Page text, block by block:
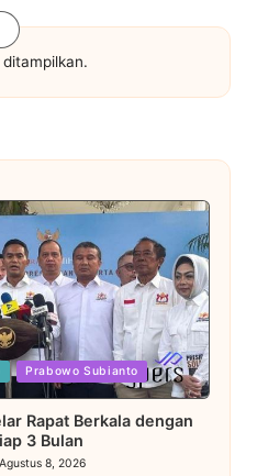
Prabowo Subianto
Rapat Berkala dengan
3 Bulan
Agustus 8, 2026